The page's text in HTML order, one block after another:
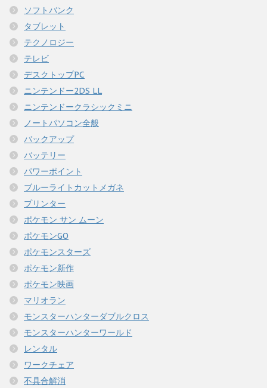
ソフトバンク
タブレット
テクノロジー
テレビ
デスクトップPC
ニンテンドー2DS LL
ニンテンドークラシックミニ
ノートパソコン全般
バックアップ
バッテリー
パワーポイント
ブルーライトカットメガネ
プリンター
ポケモン サン ムーン
ポケモンGO
ポケモンスターズ
ポケモン新作
ポケモン映画
マリオラン
モンスターハンターダブルクロス
モンスターハンターワールド
レンタル
ワークチェア
不具合解消